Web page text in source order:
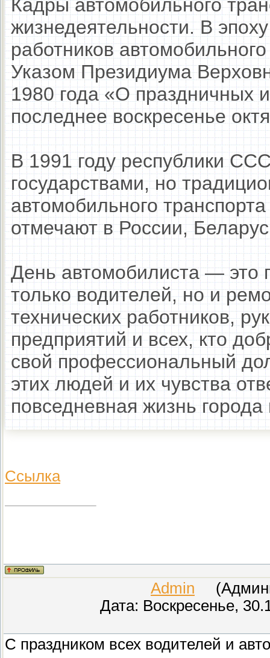
Кадры автомобильного
жизнедеятельности. В
работников
Указом Президиума
1980 года «О праздничных
последнее воскресенье
В 1991 году республики
государствами, но
автомобильного
отмечают в России,
День автомобилиста — это
только водителей, но и
технических работников,
предприятий и всех, кто
свой профессиональный
этих людей и их чувства
повседневная жизнь
Ссылка
Admin
Дата: Воскресенье,
С праздником всех водителей и